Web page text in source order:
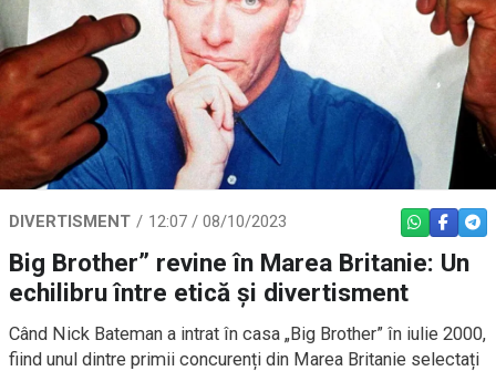
DIVERTISMENT 12:07 / 08/10/2023 WHATSAPP
Big Brother” revine în Marea Britanie: Un
echilibru între etică și divertisment
Când Nick Bateman a intrat în casa „Big Brother” în iulie 2000,
fiind unul dintre primii concurenți din Marea Britanie selectați